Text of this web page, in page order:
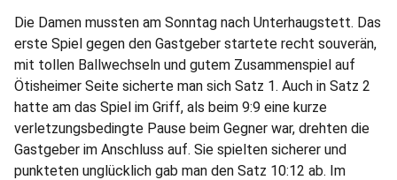
Die Damen mussten am Sonntag nach Unterhaugstett. Das
erste Spiel gegen den Gastgeber startete recht souverän,
mit tollen Ballwechseln und gutem Zusammenspiel auf
Ötisheimer Seite sicherte man sich Satz 1. Auch in Satz 2
hatte am das Spiel im Griff, als beim 9:9 eine kurze
verletzungsbedingte Pause beim Gegner war, drehten die
Gastgeber im Anschluss auf. Sie spielten sicherer und
punkteten unglücklich gab man den Satz 10:12 ab. Im